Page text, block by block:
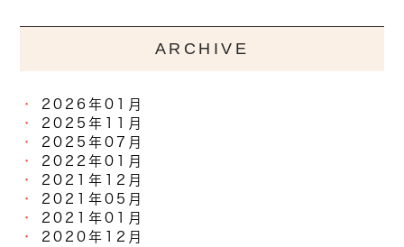
ARCHIVE
2026年01月
2025年11月
2025年07月
2022年01月
2021年12月
2021年05月
2021年01月
2020年12月